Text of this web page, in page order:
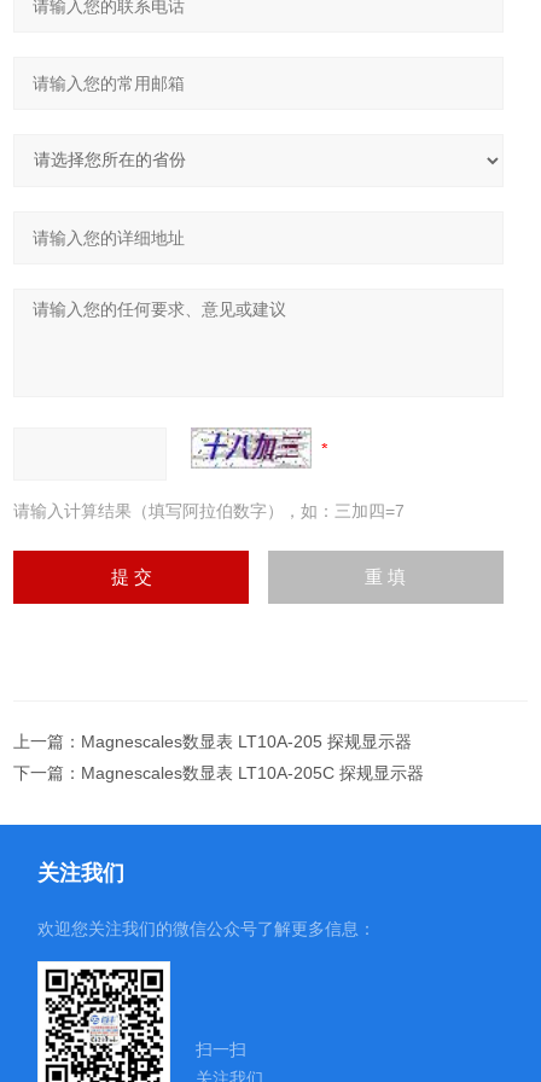
请输入计算结果（填写阿拉伯数字），如：三加四=7
上一篇： Magnescales数显表 LT10A-205 探规显示器
下一篇： Magnescales数显表 LT10A-205C 探规显示器
关注我们
欢迎您关注我们的微信公众号了解更多信息：
扫一扫
关注我们